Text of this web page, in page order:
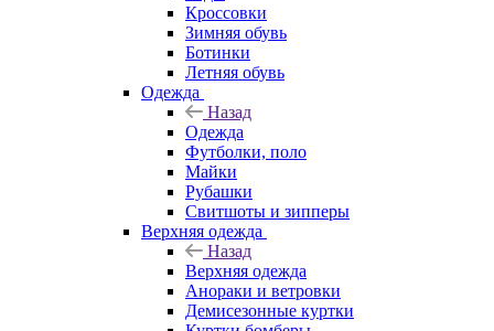
Кроссовки
Зимняя обувь
Ботинки
Летняя обувь
Одежда
Назад
Одежда
Футболки, поло
Майки
Рубашки
Свитшоты и зипперы
Верхняя одежда
Назад
Верхняя одежда
Анораки и ветровки
Демисезонные куртки